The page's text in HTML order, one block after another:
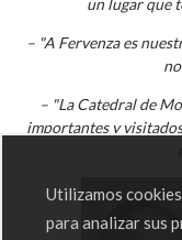
un lugar que
– "A Fervenza es
– "La Catedral de
importantes y
Utilizamos
para analizar sus